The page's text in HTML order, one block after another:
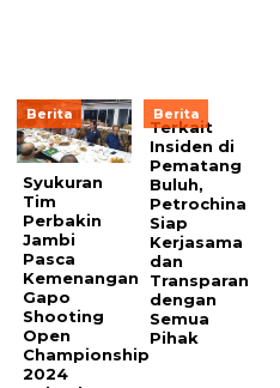
Berita
Syukuran
Tim
Perbakin
Jambi
Pasca
Kemenangan
Gapo
Shooting
Open
Championship
2024
Berita
Terkait
Insiden di
Pematang
Buluh,
Petrochina
Siap
Kerjasama
dan
Transparan
dengan
Semua
Pihak